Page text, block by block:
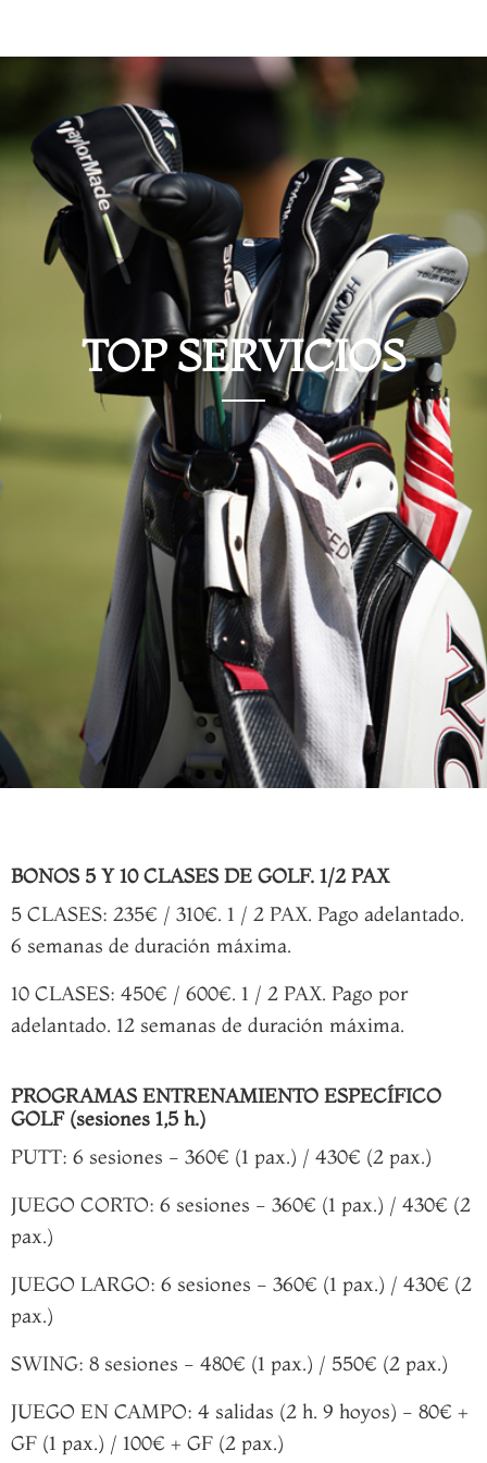
TOP SERVICIOS
BONOS 5 Y 10 CLASES DE GOLF. 1/2 PAX
5 CLASES: 235€ / 310€. 1 / 2 PAX. Pago adelantado.
6 semanas de duración máxima.
10 CLASES: 450€ / 600€. 1 / 2 PAX. Pago por
adelantado. 12 semanas de duración máxima.
PROGRAMAS ENTRENAMIENTO ESPECÍFICO
GOLF (sesiones 1,5 h.)
PUTT: 6 sesiones - 360€ (1 pax.) / 430€ (2 pax.)
JUEGO CORTO: 6 sesiones - 360€ (1 pax.) / 430€ (2
pax.)
JUEGO LARGO: 6 sesiones - 360€ (1 pax.) / 430€ (2
pax.)
SWING: 8 sesiones - 480€ (1 pax.) / 550€ (2 pax.)
JUEGO EN CAMPO: 4 salidas (2 h. 9 hoyos) - 80€ +
GF (1 pax.) / 100€ + GF (2 pax.)